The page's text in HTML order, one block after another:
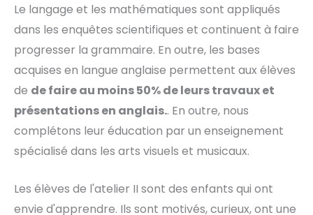
Le langage et les mathématiques sont appliqués
dans les enquêtes scientifiques et continuent à faire
progresser la grammaire. En outre, les bases
acquises en langue anglaise permettent aux élèves
de de faire au moins 50% de leurs travaux et
présentations en anglais.. En outre, nous
complétons leur éducation par un enseignement
spécialisé dans les arts visuels et musicaux.
Les élèves de l'atelier II sont des enfants qui ont
envie d'apprendre. Ils sont motivés, curieux, ont une